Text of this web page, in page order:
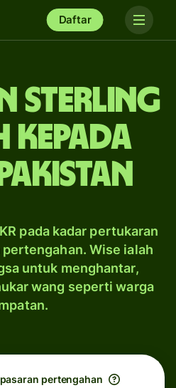
Daftar
sterling
kepada
pada kadar pertukaran
Wise ialah
untuk menghantar,
wang seperti warga
pertengahan